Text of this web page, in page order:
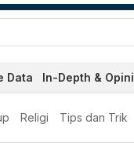
Data In-Depth & Opini
Religi Tips dan Trik